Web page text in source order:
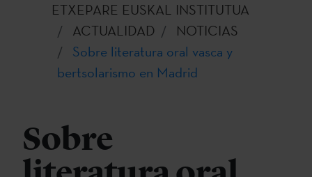
ETXEPARE EUSKAL INSTITUTUA
ACTUALIDAD
NOTICIAS
Sobre literatura oral vasca y
bertsolarismo en Madrid
Sobre